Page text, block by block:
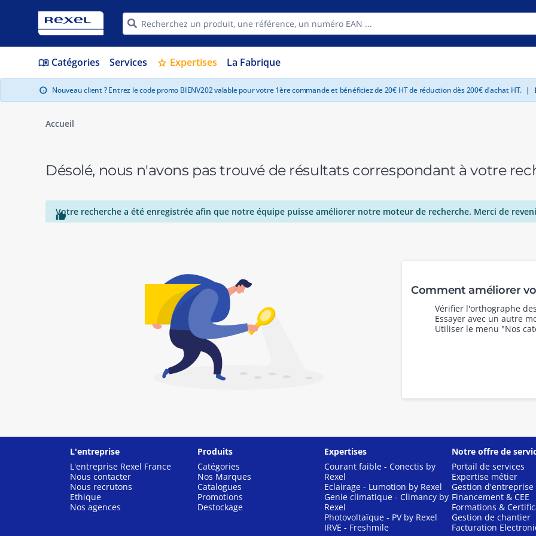
menu_book Catégories Services star Expertises La Fabrique
info Nouveau client ? Entrez le code promo BIENV202 valable pour votre 1ère commande et bénéficiez de 20€ HT de réduction dès 200€ d'achat HT. |
Accueil
Désolé, nous n'avons pas trouvé de résultats correspondant à votre

Votre recherche a été enregistrée afin que notre équipe puisse améliorer notre moteur de recherche. Merci de
Comment améliorer
Vérifier l'orthographe
Essayer avec un autre
Utiliser le menu "Nos
L'entreprise
L'entreprise Rexel France
Nous contacter
Nous recrutons
Ethique
Nos agences
Produits
Catégories
Nos Marques
Catalogues
Promotions
Destockage
Expertises
Courant faible - Conectis by
Rexel
Eclairage - Lumotion by Rexel
Genie climatique - Climancy by
Rexel
Photovoltaïque - PV by Rexel
IRVE - Freshmile
Notre offre de
Portail de services
Expertise métier
Gestion d'entreprise
Financement & CEE
Formations &
Gestion de chantier
Facturation